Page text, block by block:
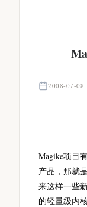
2008-07-08
Magike项目
产品，那就
来这样一些
的轻量级内